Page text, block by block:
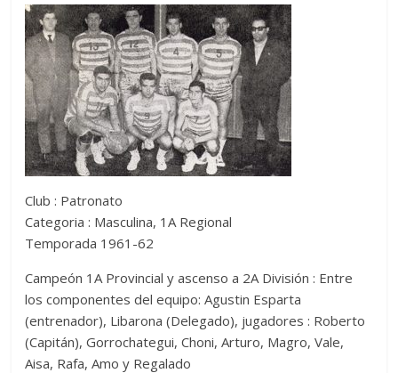
Club : Patronato
Categoria : Masculina, 1A Regional
Temporada 1961-62
Campeón 1A Provincial y ascenso a 2A División : Entre
los componentes del equipo: Agustin Esparta
(entrenador), Libarona (Delegado), jugadores : Roberto
(Capitán), Gorrochategui, Choni, Arturo, Magro, Vale,
Aisa, Rafa, Amo y Regalado